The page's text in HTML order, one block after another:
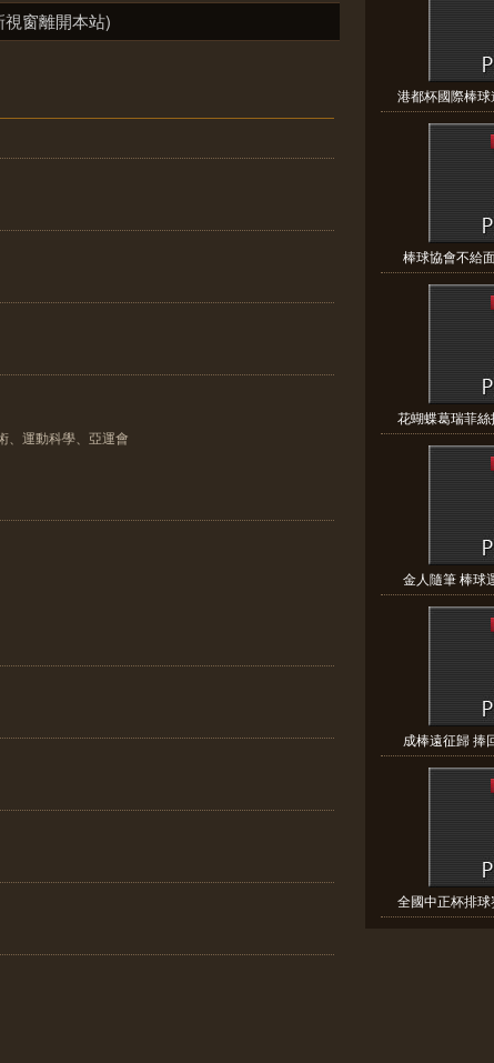
窗離開本站)
、運動科學、亞運會
港都杯國際棒
棒球協會不給
花蝴蝶葛瑞菲
金人隨筆 棒球
成棒遠征歸 捧
全國中正杯排